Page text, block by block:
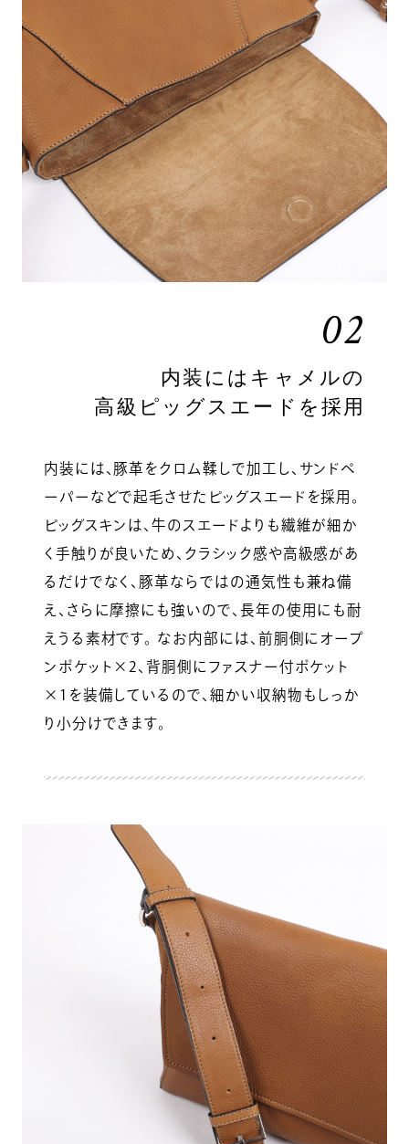
02
内装にはキャメルの
高級ピッグスエードを採用
内装には、豚革をクロム鞣しで加工し、サンドペ
ーパーなどで起毛させたピッグスエードを採用。
ピッグスキンは、牛のスエードよりも繊維が細か
く手触りが良いため、クラシック感や高級感があ
るだけでなく、豚革ならではの通気性も兼ね備
え、さらに摩擦にも強いので、長年の使用にも耐
えうる素材です。 なお内部には、前胴側にオープ
ンポケット×2、背胴側にファスナー付ポケット
×1を装備しているので、細かい収納物もしっか
り小分けできます。